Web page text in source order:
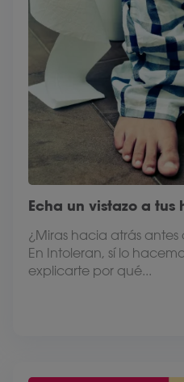
Echa un vistazo a tus
¿Miras hacia atrás
En Intoleran, sí lo
explicarte por qué...